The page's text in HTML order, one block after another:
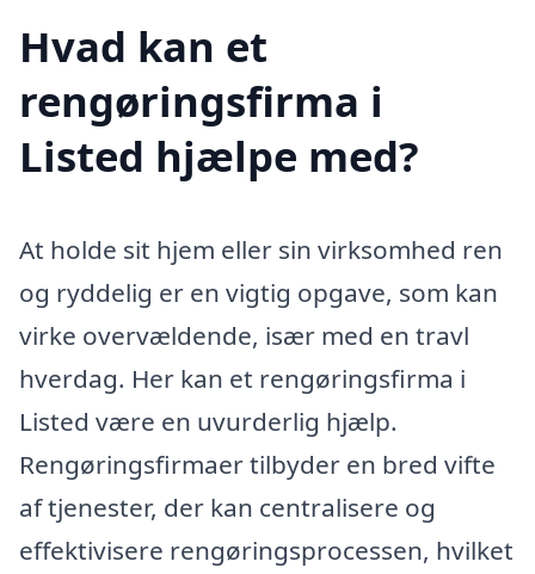
Hvad kan et
rengøringsfirma i
Listed hjælpe med?
At holde sit hjem eller sin virksomhed ren
og ryddelig er en vigtig opgave, som kan
virke overvældende, især med en travl
hverdag. Her kan et rengøringsfirma i
Listed være en uvurderlig hjælp.
Rengøringsfirmaer tilbyder en bred vifte
af tjenester, der kan centralisere og
effektivisere rengøringsprocessen, hvilket